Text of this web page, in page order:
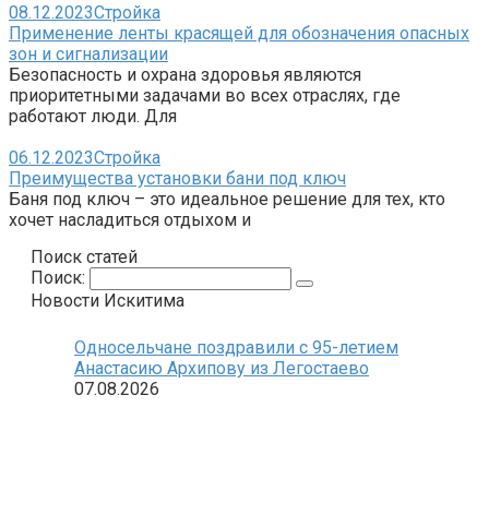
08.12.2023Стройка
Применение ленты красящей для обозначения опасных
зон и сигнализации
Безопасность и охрана здоровья являются
приоритетными задачами во всех отраслях, где
работают люди. Для
06.12.2023Стройка
Преимущества установки бани под ключ
Баня под ключ – это идеальное решение для тех, кто
хочет насладиться отдыхом и
Поиск статей
Поиск:
Новости Искитима
Односельчане поздравили с 95-летием
Анастасию Архипову из Легостаево
07.08.2026